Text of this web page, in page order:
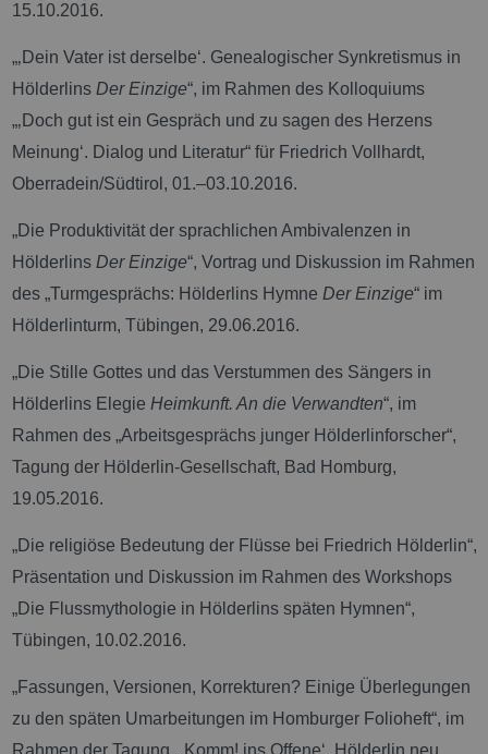
15.10.2016.
„‚Dein Vater ist derselbe‘. Genealogischer Synkretismus in
Hölderlins Der Einzige“, im Rahmen des Kolloquiums
„‚Doch gut ist ein Gespräch und zu sagen des Herzens
Meinung‘. Dialog und Literatur“ für Friedrich Vollhardt,
Oberradein/Südtirol, 01.–03.10.2016.
„Die Produktivität der sprachlichen Ambivalenzen in
Hölderlins Der Einzige“, Vortrag und Diskussion im Rahmen
des „Turmgesprächs: Hölderlins Hymne Der Einzige“ im
Hölderlinturm, Tübingen, 29.06.2016.
„Die Stille Gottes und das Verstummen des Sängers in
Hölderlins Elegie Heimkunft. An die Verwandten“, im
Rahmen des „Arbeitsgesprächs junger Hölderlinforscher“,
Tagung der Hölderlin-Gesellschaft, Bad Homburg,
19.05.2016.
„Die religiöse Bedeutung der Flüsse bei Friedrich Hölderlin“,
Präsentation und Diskussion im Rahmen des Workshops
„Die Flussmythologie in Hölderlins späten Hymnen“,
Tübingen, 10.02.2016.
„Fassungen, Versionen, Korrekturen? Einige Überlegungen
zu den späten Umarbeitungen im Homburger Folioheft“, im